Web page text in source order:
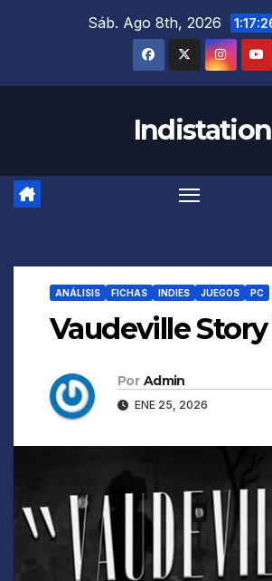
Sáb. Ago 8th, 2026
Indistation
ANÁLISIS FICHAS INDIES JUEGOS PC
Vaudeville
Por Admin
ENE 25, 2026